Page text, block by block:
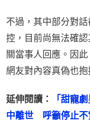
不過，其中部分對
控，目前尚無法確
關當事人回應。因
網友對內容真偽也抱
延伸閱讀：
「甜寵
中離世　呼籲停止不